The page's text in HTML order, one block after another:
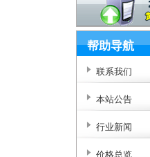
帮助导航
联系我们
本站公告
行业新闻
价格总览